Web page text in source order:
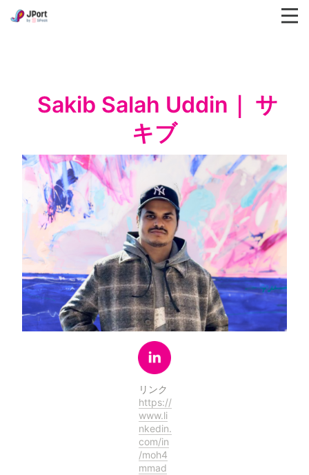
キブ
リンク
https://
www.li
nkedin.
com/in
/moh4
mmad